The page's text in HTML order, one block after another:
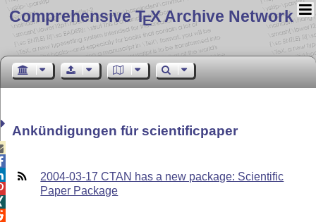
Comprehensive TEX Archive Network
Ankündigungen für scientificpaper
2004-03-17 CTAN has a new package: Scientific
Paper Package